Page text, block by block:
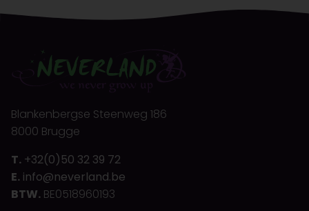
Blankenbergse Steenweg 186
8000 Brugge
T. +32(0)50 32 39 72
E. info@neverland.be
BTW. BE0518960193